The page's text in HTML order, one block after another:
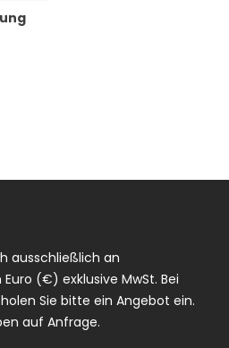
ausschließlich an
(€) exklusive MwSt. Bei
Sie bitte ein Angebot ein.
auf Anfrage.